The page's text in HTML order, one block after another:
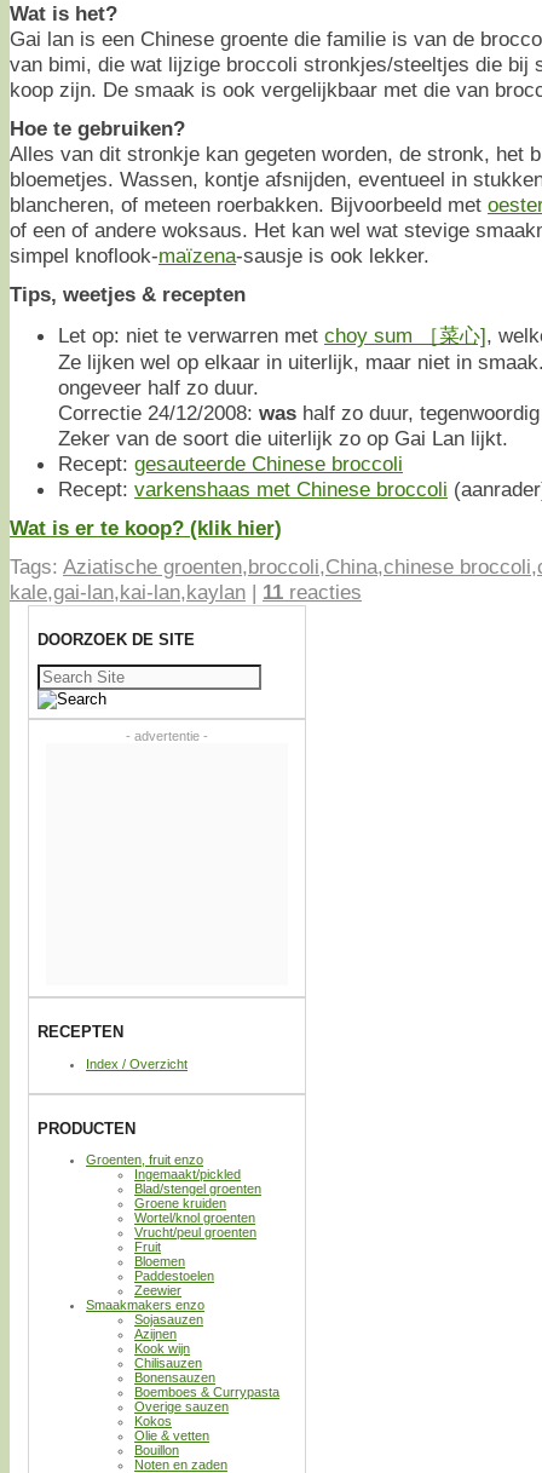
Wat is het?
Gai lan is een Chinese groente die familie is van de
van bimi, die wat lijzige broccoli stronkjes/steeltjes die bij
koop zijn. De smaak is ook vergelijkbaar met die van
Hoe te gebruiken?
Alles van dit stronkje kan gegeten worden, de stronk, het
bloemetjes. Wassen, kontje afsnijden, eventueel in
blancheren, of meteen roerbakken. Bijvoorbeeld met
of een of andere woksaus. Het kan wel wat stevige
simpel knoflook-maïzena-sausje is ook lekker.
Tips, weetjes & recepten
Let op: niet te verwarren met choy sum ［菜心],
Ze lijken wel op elkaar in uiterlijk, maar niet in
ongeveer half zo duur.
Correctie 24/12/2008: was half zo duur,
Zeker van de soort die uiterlijk zo op Gai Lan lijkt.
Recept: gesauteerde Chinese broccoli
Recept: varkenshaas met Chinese broccoli
Wat is er te koop? (klik hier)
Tags: Aziatische groenten,broccoli,China,chinese broccoli,
kale,gai-lan,kai-lan,kaylan | 11 reacties
DOORZOEK DE SITE
Zoeken
naar:
- advertentie -
RECEPTEN
Index / Overzicht
PRODUCTEN
Groenten, fruit enzo
Ingemaakt/pickled
Blad/stengel groenten
Groene kruiden
Wortel/knol groenten
Vrucht/peul groenten
Fruit
Bloemen
Paddestoelen
Zeewier
Smaakmakers enzo
Sojasauzen
Azijnen
Kook wijn
Chilisauzen
Bonensauzen
Boemboes & Currypasta
Overige sauzen
Kokos
Olie & vetten
Bouillon
Noten en zaden